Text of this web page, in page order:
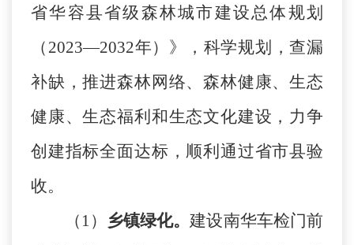
省华容县省级森林城市建设总体规划
（ 2023—2032年）》，科学规划，查漏
补缺，推进森林网络、森林健康、生态
健康、生态福利和生态文化建设，力争
创建指标全面达标，顺利通过省市县验
收。
（ 1） 乡镇绿化。建设南华车检门前